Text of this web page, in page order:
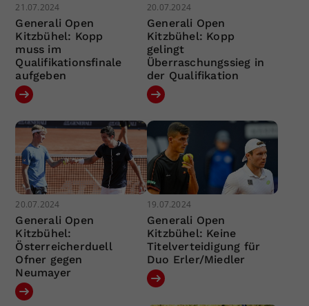
21.07.2024
Generali Open
Kitzbühel: Kopp
muss im
Qualifikationsfinale
aufgeben
20.07.2024
Generali Open
Kitzbühel: Kopp
gelingt
Überraschungssieg in
der Qualifikation
20.07.2024
Generali Open
Kitzbühel:
Österreicherduell
Ofner gegen
Neumayer
19.07.2024
Generali Open
Kitzbühel: Keine
Titelverteidigung für
Duo Erler/Miedler